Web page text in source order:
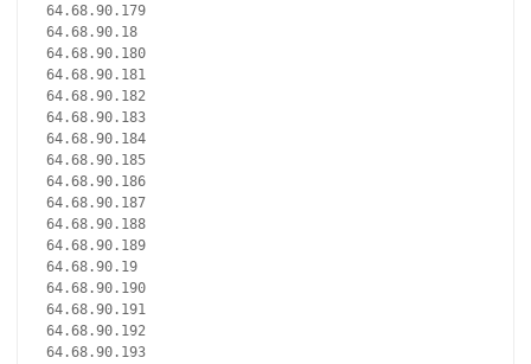
64.68.90.179
64.68.90.18
64.68.90.180
64.68.90.181
64.68.90.182
64.68.90.183
64.68.90.184
64.68.90.185
64.68.90.186
64.68.90.187
64.68.90.188
64.68.90.189
64.68.90.19
64.68.90.190
64.68.90.191
64.68.90.192
64.68.90.193